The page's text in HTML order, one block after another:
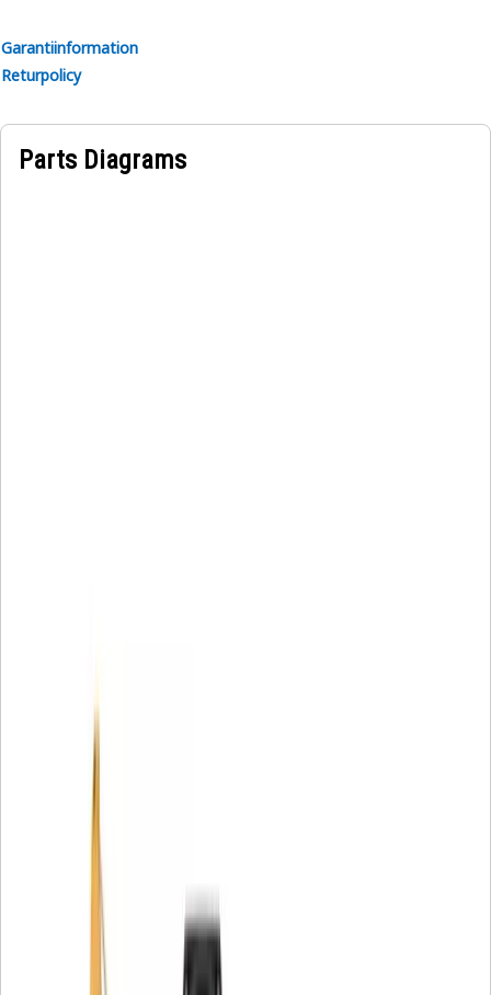
Garantiinformation
Returpolicy
Parts Diagrams